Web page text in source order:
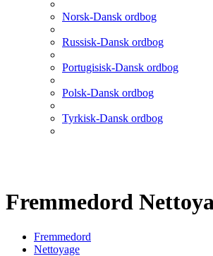
Norsk-Dansk ordbog
Russisk-Dansk ordbog
Portugisisk-Dansk ordbog
Polsk-Dansk ordbog
Tyrkisk-Dansk ordbog
Fremmedord
Fremmedord
Nettoyage